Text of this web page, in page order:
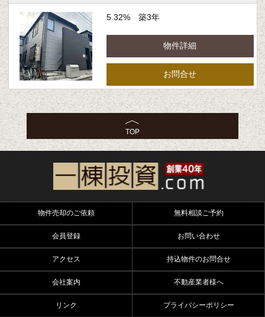
5.32% 築3年
物件詳細
お問合せ
TOP
物件売却のご依頼 無料相談ご予約
会員登録 お問い合わせ
アクセス 持込物件のお問合せ
会社案内 不動産業者様へ
リンク プライバシーポリシー